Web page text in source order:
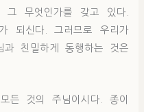
그 무엇인가를 갖고 있다.
되신다. 그러므로 우리가
과 친밀하게 동행하는 것은
든 것의 주님이시다. 종이